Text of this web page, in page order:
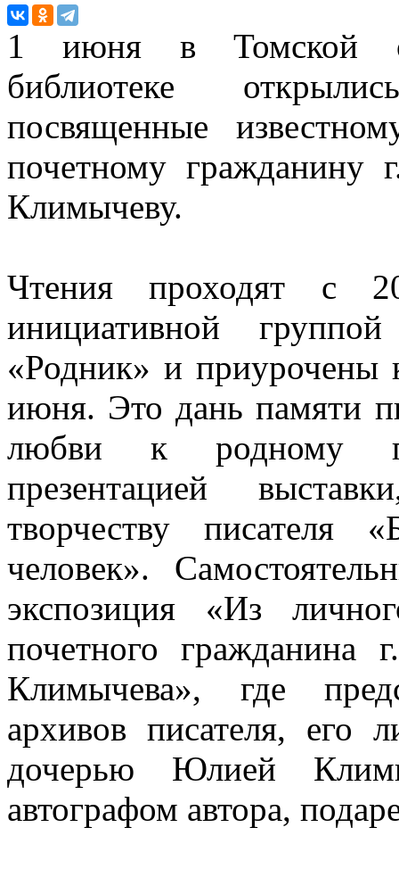
1 июня в Томской
библиотеке
посвященные
почетному гражданину
Климычеву.
Чтения проходят с
инициативной
«Родник» и приурочены
июня. Это дань памяти
любви к родному
презентацией
творчеству
человек».
экспозиция «Из
почетного гражданина
Климычева», где
архивов писателя, его
дочерью Юлией
автографом автора,